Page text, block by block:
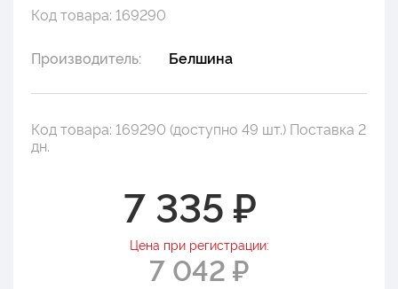
Код товара: 169290
Производитель: Белшина
Код товара: 169290 (доступно 49 шт.) Поставка 2
дн.
7 335 ₽
Цена при регистрации:
7 042 ₽